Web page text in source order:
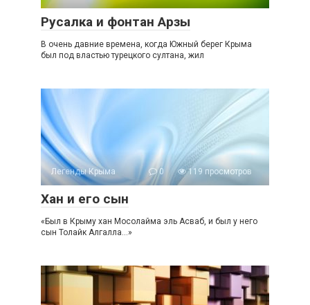
Русалка и фонтан Арзы
В очень давние времена, когда Южный берег Крыма
был под властью турецкого султана, жил
Легенды Крыма 0 119 просмотров
Хан и его сын
«Был в Крыму хан Мосолайма эль Асваб, и был у него
сын Толайк Алгалла…»